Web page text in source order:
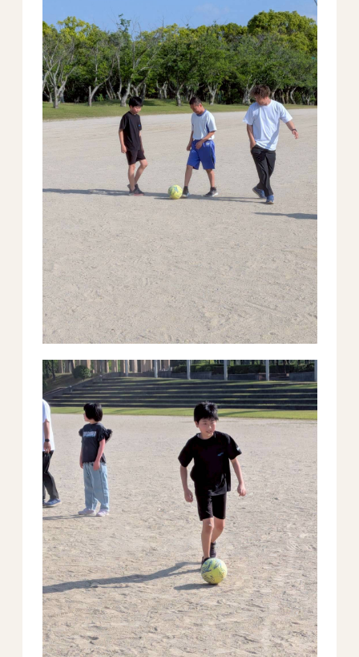
All Peace ｜オールピース
Instagram 事業所紹介動画
CEO BLOG
オールピース代表の部屋